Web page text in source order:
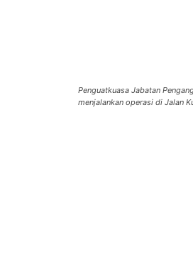
Penguatkuasa Jabatan
menjalankan operasi di Jalan